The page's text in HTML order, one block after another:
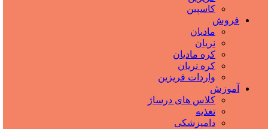
کاسپین
فروش
مادیان
نریان
کره مادیان
کره نریان
واردات فریزین
آموزش
کلاس های درساژ
تغذیه
دامپزشکی